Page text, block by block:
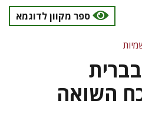
ספר מקוון לדוגמא
השואה